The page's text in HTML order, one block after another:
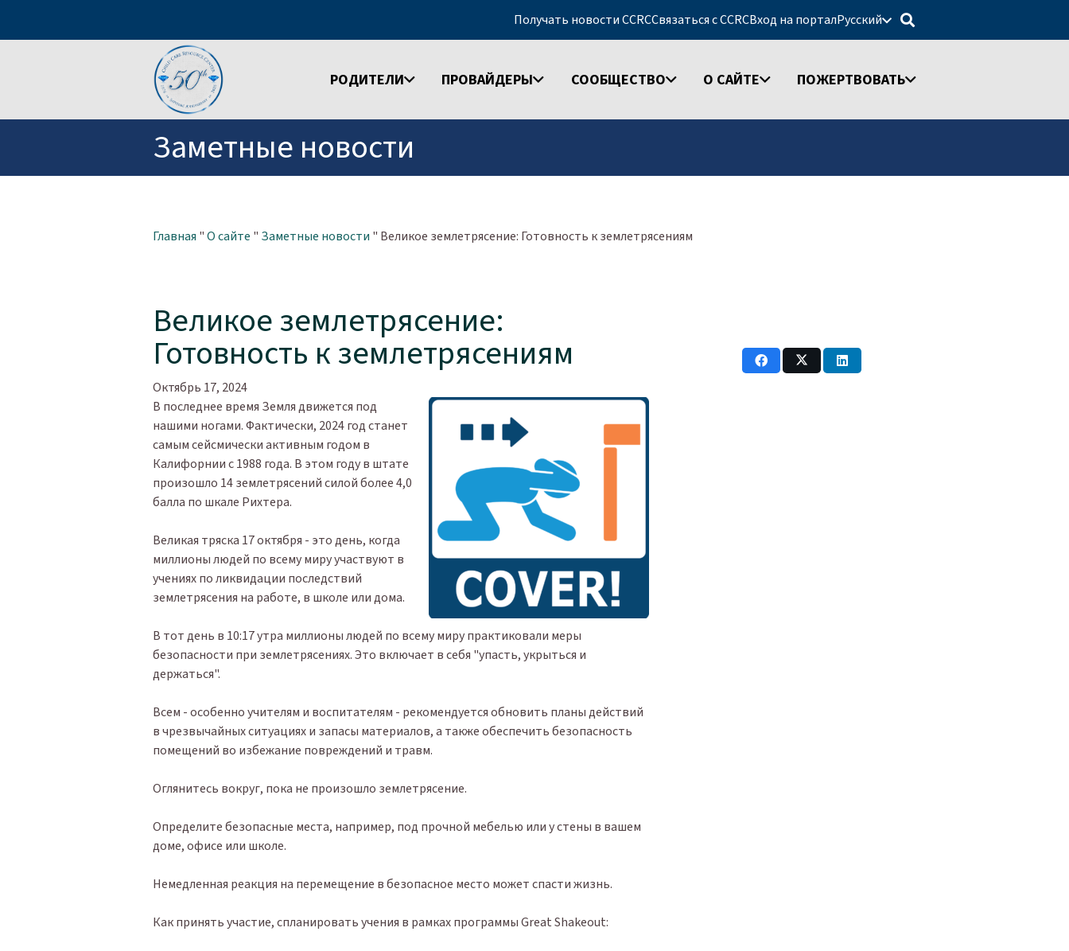
Получать новости CCRCСвязаться с CCRCВход на порталРусский
РОДИТЕЛИ ПРОВАЙДЕРЫ СООБЩЕСТВО О САЙТЕ ПОЖЕРТВОВАТЬ
Заметные новости
Главная "О сайте " Заметные новости " Великое землетрясение: Готовность к землетрясениям
Великое землетрясение:
Готовность к землетрясениям
Октябрь 17, 2024
В последнее время Земля движется под
нашими ногами. Фактически, 2024 год станет
самым сейсмически активным годом в
Калифорнии с 1988 года. В этом году в штате
произошло 14 землетрясений силой более 4,0
балла по шкале Рихтера.
Великая тряска 17 октября - это день, когда
миллионы людей по всему миру участвуют в
учениях по ликвидации последствий
землетрясения на работе, в школе или дома.
В тот день в 10:17 утра миллионы людей по всему миру практиковали меры
безопасности при землетрясениях. Это включает в себя "упасть, укрыться и
держаться".
Всем - особенно учителям и воспитателям - рекомендуется обновить планы действий
в чрезвычайных ситуациях и запасы материалов, а также обеспечить безопасность
помещений во избежание повреждений и травм.
Оглянитесь вокруг, пока не произошло землетрясение.
Определите безопасные места, например, под прочной мебелью или у стены в вашем
доме, офисе или школе.
Немедленная реакция на перемещение в безопасное место может спасти жизнь.
Как принять участие, спланировать учения в рамках программы Great Shakeout: